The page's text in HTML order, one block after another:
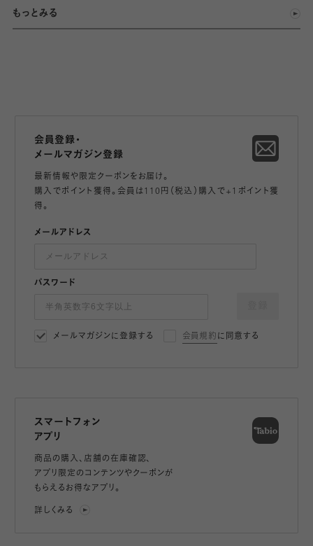
もっとみる
会員登録・
メールマガジン登録
最新情報や限定クーポンをお届け。
購入でポイント獲得。会員は110円（税込）購入で+1ポイント獲
得。
メールアドレス
パスワード
メールマガジンに登録する 会員規約 に同意する
スマートフォン
アプリ
商品の購入、店舗の在庫確認、
アプリ限定のコンテンツやクーポンが
もらえるお得なアプリ。
詳しくみる